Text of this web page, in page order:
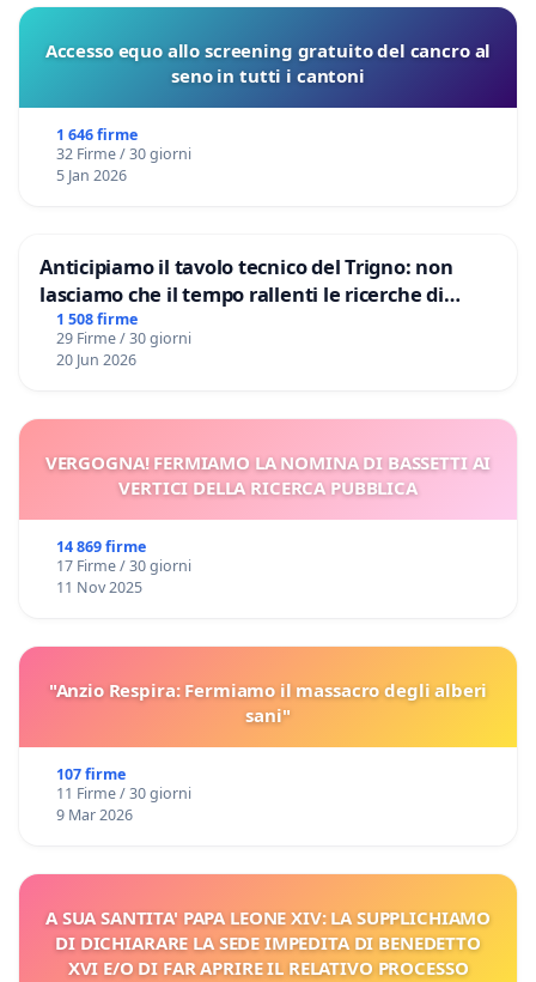
Accesso equo allo screening gratuito del cancro al
seno in tutti i cantoni
1 646 firme
32 Firme / 30 giorni
5 Jan 2026
Anticipiamo il tavolo tecnico del Trigno: non
lasciamo che il tempo rallenti le ricerche di
Domenico Racanati
1 508 firme
29 Firme / 30 giorni
20 Jun 2026
VERGOGNA! FERMIAMO LA NOMINA DI BASSETTI AI
VERTICI DELLA RICERCA PUBBLICA
14 869 firme
17 Firme / 30 giorni
11 Nov 2025
"Anzio Respira: Fermiamo il massacro degli alberi
sani"
107 firme
11 Firme / 30 giorni
9 Mar 2026
A SUA SANTITA' PAPA LEONE XIV: LA SUPPLICHIAMO
DI DICHIARARE LA SEDE IMPEDITA DI BENEDETTO
XVI E/O DI FAR APRIRE IL RELATIVO PROCESSO